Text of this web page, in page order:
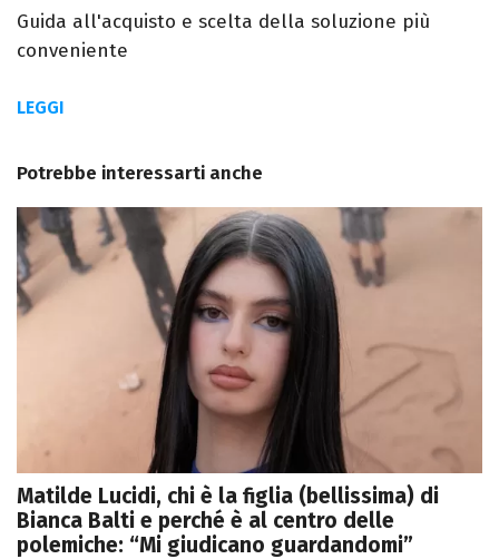
Guida all'acquisto e scelta della soluzione più
conveniente
LEGGI
Potrebbe interessarti anche
Matilde Lucidi, chi è la figlia (bellissima) di
Bianca Balti e perché è al centro delle
polemiche: “Mi giudicano guardandomi”